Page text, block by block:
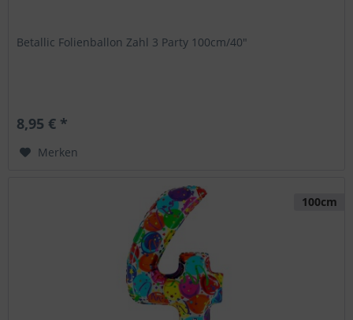
Betallic Folienballon Zahl 3 Party 100cm/40"
8,95 € *
Merken
100cm